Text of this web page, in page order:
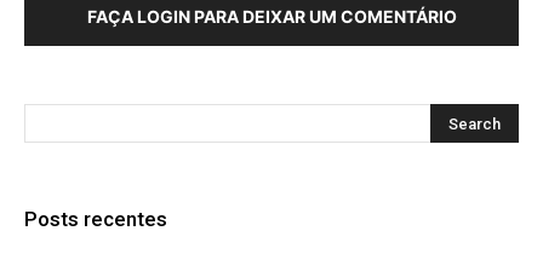
FAÇA LOGIN PARA DEIXAR UM COMENTÁRIO
Posts recentes